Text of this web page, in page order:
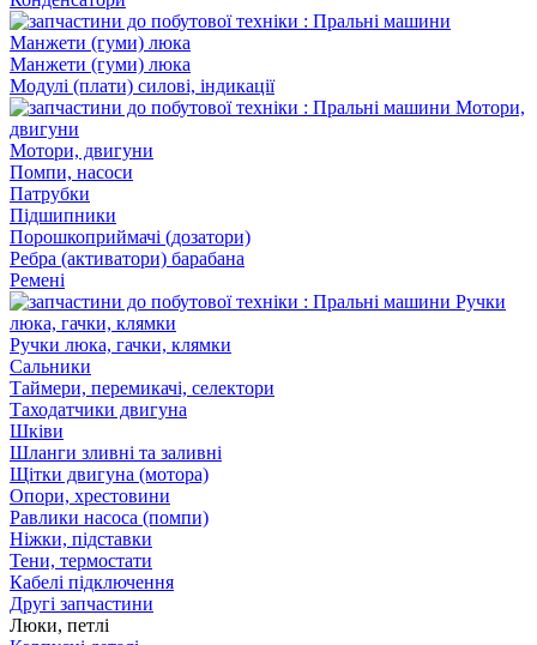
Манжети (гуми) люка
Модулі (плати) силові, індикації
Мотори, двигуни
Помпи, насоси
Патрубки
Підшипники
Порошкоприймачі (дозатори)
Ребра (активатори) барабана
Ремені
Ручки люка, гачки, клямки
Сальники
Таймери, перемикачі, селектори
Таходатчики двигуна
Шківи
Шланги зливні та заливні
Щітки двигуна (мотора)
Опори, хрестовини
Равлики насоса (помпи)
Ніжки, підставки
Тени, термостати
Кабелі підключення
Другі запчастини
Люки, петлі